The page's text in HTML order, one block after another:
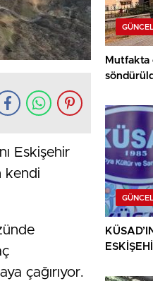
Eskişehir
kendi
çağırıyor.
GÜNCEL
Mutfakta
GÜNCEL